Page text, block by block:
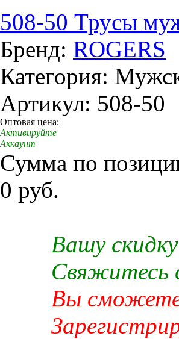
508-50 Трусы
Бренд: ROGERS
Категория:
Артикул: 508-50
Оптовая цена:
Активируйте
Аккаунт
Сумма по
0 руб.
Вашу
Свяжитесь
Вы сможете